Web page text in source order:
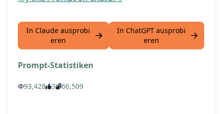
In Claude ausprobi
eren
In ChatGPT ausprobi
eren
Prompt-Statistiken
93,428 3 66,509